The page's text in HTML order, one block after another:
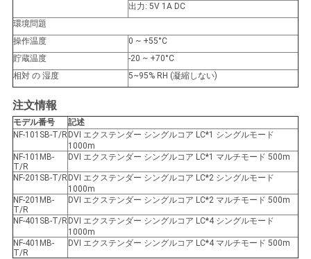
ポ
リ
シ
ー
出力: 5V 1A DC
環境問題
操作温度
0 ~ +55°C
貯蔵温度
-20 ~ +70°C
相対 の 湿度
5~95% RH (凝縮しない)
注文情報
モデル番号
記述
NF-101SB-T/R DVI エクステンダー シングルコア LC*1 シングルモード
1000m
NF-101MB-
T/R
DVI エクステンダー シングルコア LC*1 マルチモード 500m
NF-201SB-T/R DVI エクステンダー シングルコア LC*2 シングルモード
1000m
NF-201MB-
T/R
DVI エクステンダー シングルコア LC*2 マルチモード 500m
NF-401SB-T/R DVI エクステンダー シングルコア LC*4 シングルモード
1000m
NF-401MB-
T/R
DVI エクステンダー シングルコア LC*4 マルチモード 500m